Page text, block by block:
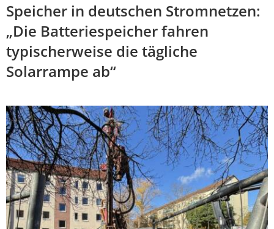
Speicher in deutschen Stromnetzen:
„Die Batteriespeicher fahren
typischerweise die tägliche
Solarrampe ab“